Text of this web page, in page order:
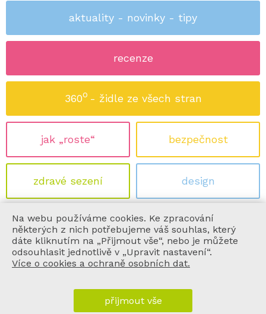
aktuality - novinky - tipy
recenze
360o
- židle ze všech stran
jak „roste“ bezpečnost
zdravé sezení design
ekologie certifikace
vše o nákupu
Na webu používáme cookies. Ke zpracování
některých z nich potřebujeme váš souhlas, který
dáte kliknutím na „Přijmout vše“, nebo je můžete
odsouhlasit jednotlivě v „Upravit nastavení“.
Více o cookies a ochraně osobních dat.
přijmout vše